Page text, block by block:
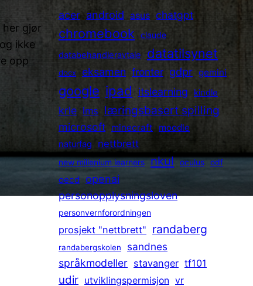
her gjør
ikke
opp
acer android asus chatgpt
chromebook claude
databehandleravtale datatilsynet
docx eksamen fronter gdpr gemini
google ipad itslearning kindle
krle lms læringsbasert spilling
microsoft minecraft moodle
naturfag nettbrett
new millenium learners nkul oculus odf
oecd openai
personopplysningsloven
personvernforordningen
prosjekt "nettbrett" randaberg
randabergskolen
sandnes
språkmodeller stavanger tf101
udir utviklingspermisjon vr